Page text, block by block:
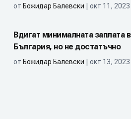
от Божидар Балевски | окт 11, 2023
Вдигат минималната заплата в
България, но не достатъчно
от Божидар Балевски | окт 13, 2023